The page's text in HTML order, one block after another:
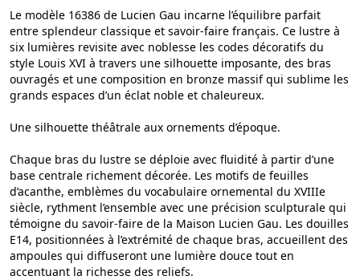
Le modèle 16386 de Lucien Gau incarne l’équilibre parfait
entre splendeur classique et savoir-faire français. Ce lustre à
six lumières revisite avec noblesse les codes décoratifs du
style Louis XVI à travers une silhouette imposante, des bras
ouvragés et une composition en bronze massif qui sublime les
grands espaces d’un éclat noble et chaleureux.
Une silhouette théâtrale aux ornements d’époque.
Chaque bras du lustre se déploie avec fluidité à partir d’une
base centrale richement décorée. Les motifs de feuilles
d’acanthe, emblèmes du vocabulaire ornemental du XVIIIe
siècle, rythment l’ensemble avec une précision sculpturale qui
témoigne du savoir-faire de la Maison Lucien Gau. Les douilles
E14, positionnées à l’extrémité de chaque bras, accueillent des
ampoules qui diffuseront une lumière douce tout en
accentuant la richesse des reliefs.